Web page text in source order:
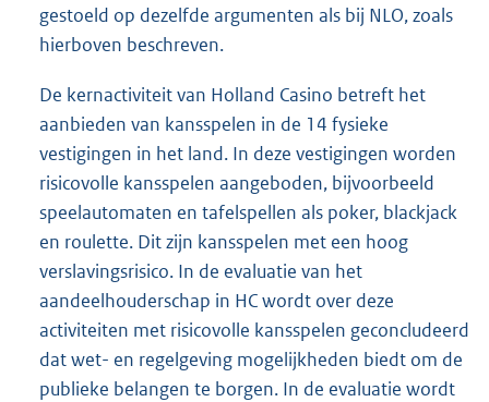
gestoeld op dezelfde argumenten als bij NLO, zoals
hierboven beschreven.
De kernactiviteit van Holland Casino betreft het
aanbieden van kansspelen in de 14 fysieke
vestigingen in het land. In deze vestigingen worden
risicovolle kansspelen aangeboden, bijvoorbeeld
speelautomaten en tafelspellen als poker, blackjack
en roulette. Dit zijn kansspelen met een hoog
verslavingsrisico. In de evaluatie van het
aandeelhouderschap in HC wordt over deze
activiteiten met risicovolle kansspelen geconcludeerd
dat wet- en regelgeving mogelijkheden biedt om de
publieke belangen te borgen. In de evaluatie wordt